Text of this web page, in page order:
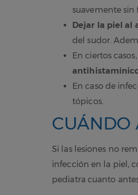
suavemente sin
Dejar la piel al
del sudor.
En ciertos
En caso de
tópicos.
CUÁNDO
Si las lesiones no
infección en la piel,
pediatra cuanto